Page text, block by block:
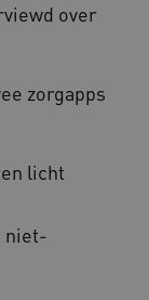
over
zorgapps
licht
niet-